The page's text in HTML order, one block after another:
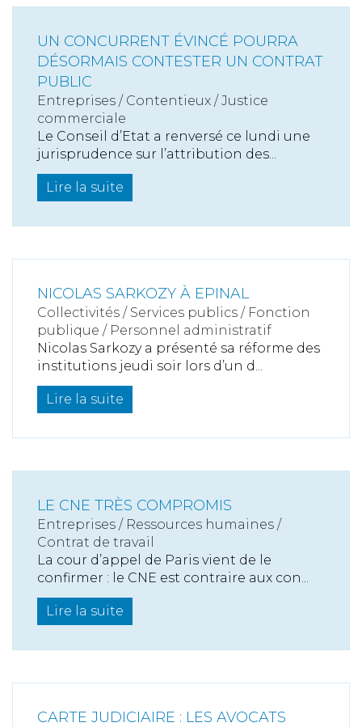
UN CONCURRENT ÉVINCÉ POURRA
DÉSORMAIS CONTESTER UN CONTRAT
PUBLIC
Entreprises / Contentieux /Justice
commerciale
Le Conseil d’Etat a renversé ce lundi une
jurisprudence sur l’attribution des...
Lire la suite
NICOLAS SARKOZY À EPINAL
Collectivités / Services publics / Fonction
publique / Personnel administratif
Nicolas Sarkozy a présenté sa réforme des
institutions jeudi soir lors d’un d...
Lire la suite
LE CNE TRÈS COMPROMIS
Entreprises / Ressources humaines /
Contrat de travail
La cour d’appel de Paris vient de le
confirmer : le CNE est contraire aux con...
Lire la suite
CARTE JUDICIAIRE : LES AVOCATS